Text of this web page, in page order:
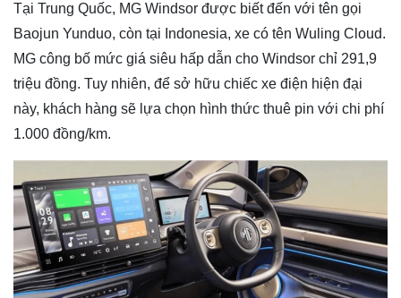
Tại Trung Quốc, MG Windsor được biết đến với tên gọi
Baojun Yunduo, còn tại Indonesia, xe có tên Wuling Cloud.
MG công bố mức giá siêu hấp dẫn cho Windsor chỉ 291,9
triệu đồng. Tuy nhiên, để sở hữu chiếc xe điện hiện đại
này, khách hàng sẽ lựa chọn hình thức thuê pin với chi phí
1.000 đồng/km.